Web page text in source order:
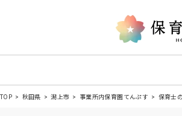
TOP 秋田県 潟上市 事業所内保育園てんぷす 保育士